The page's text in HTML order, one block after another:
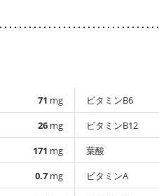
71 mg
26 mg
171 mg
0.7 mg
ビタミンB6
ビタミンB12
葉酸
ビタミンA